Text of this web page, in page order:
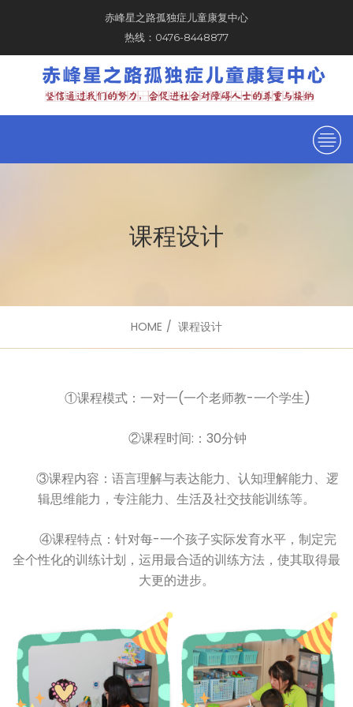
赤峰星之路孤独症儿童康复中心
热线：0476-8448877
课程设计
HOME 课程设计
①课程模式：一对一(一个老师教-一个学生)
②课程时间:：30分钟
③课程内容：语言理解与表达能力、认知理解能力、逻
辑思维能力，专注能力、生活及社交技能训练等。
④课程特点：针对每-一个孩子实际发育水平，制定完
全个性化的训练计划，运用最合适的训练方法，使其取得最
大更的进步。